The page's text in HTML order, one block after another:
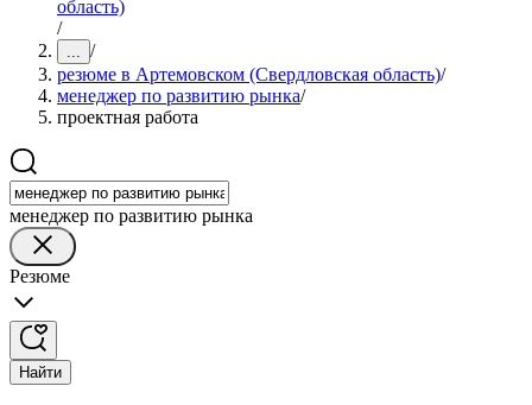
область)
/
... /
резюме в Артемовском (Свердловская область)/
менеджер по развитию рынка/
проектная работа
менеджер по развитию рынка
Резюме
Найти